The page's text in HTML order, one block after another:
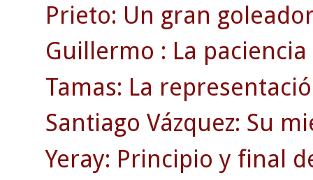
Prieto: Un gran
Guillermo : La
Tamas: La
Santiago Vázquez: Su
Yeray: Principio y final